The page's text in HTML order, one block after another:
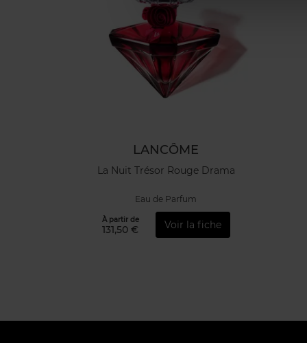
LANCÔME
La Nuit Trésor Rouge Drama
Eau de Parfum
À partir de
131,50 € Voir la fiche